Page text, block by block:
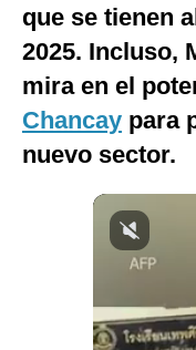
Videos
Fotogalerías
gestion.pe
Privacidad
que se tienen
2025. Incluso,
mira en el
Chancay para
nuevo sector.